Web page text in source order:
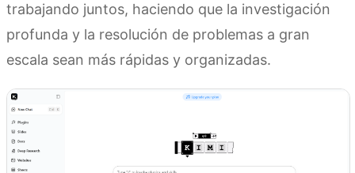
trabajando juntos, haciendo que la investigación
profunda y la resolución de problemas a gran
escala sean más rápidas y organizadas.